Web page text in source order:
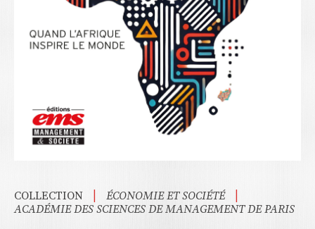
COLLECTION | ÉCONOMIE ET SOCIÉTÉ |
ACADÉMIE DES SCIENCES DE MANAGEMENT DE PARIS